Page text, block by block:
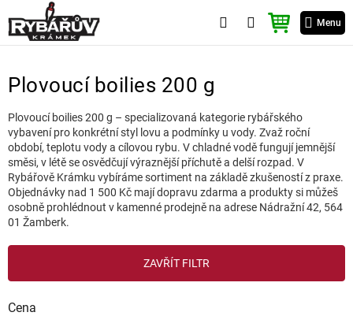
na
obsah
Menu
NÁKUPNÍ
KOŠÍK
Plovoucí boilies 200 g
Plovoucí boilies 200 g – specializovaná kategorie rybářského
vybavení pro konkrétní styl lovu a podmínky u vody. Zvaž roční
období, teplotu vody a cílovou rybu. V chladné vodě fungují jemnější
směsi, v létě se osvědčují výraznější příchutě a delší rozpad. V
Rybářově Krámku vybíráme sortiment na základě zkušeností z praxe.
Objednávky nad 1 500 Kč mají dopravu zdarma a produkty si můžeš
osobně prohlédnout v kamenné prodejně na adrese Nádražní 42, 564
01 Žamberk.
ZAVŘÍT FILTR
Cena
V
p
i